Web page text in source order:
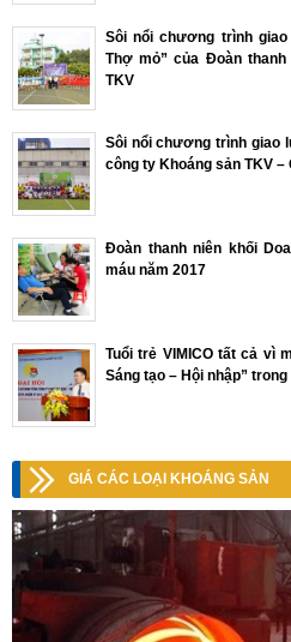
Sôi nổi chương trình
Thợ mỏ” của Đoàn
TKV
Sôi nổi chương trình giao
công ty Khoáng sản TKV –
Đoàn thanh niên khối
máu năm 2017
Tuổi trẻ VIMICO tất cả vì
Sáng tạo – Hội nhập”
GIÁ CÁC LOẠI KHOÁNG SẢN